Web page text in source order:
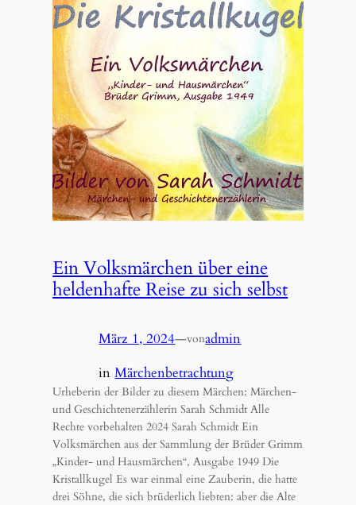
Ein Volksmärchen über eine
heldenhafte Reise zu sich selbst
März 1, 2024—vonadmin
inMärchenbetrachtung
Urheberin der Bilder zu diesem Märchen: Märchen-
und Geschichtenerzählerin Sarah Schmidt Alle
Rechte vorbehalten 2024 Sarah Schmidt Ein
Volksmärchen aus der Sammlung der Brüder Grimm
„Kinder- und Hausmärchen“, Ausgabe 1949 Die
Kristallkugel Es war einmal eine Zauberin, die hatte
drei Söhne, die sich brüderlich liebten: aber die Alte